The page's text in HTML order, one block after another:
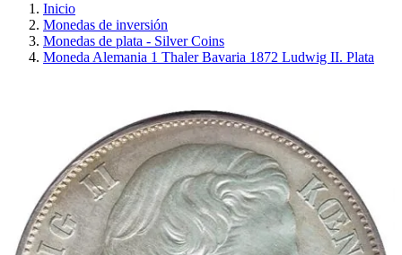
Inicio
Monedas de inversión
Monedas de plata - Silver Coins
Moneda Alemania 1 Thaler Bavaria 1872 Ludwig II. Plata